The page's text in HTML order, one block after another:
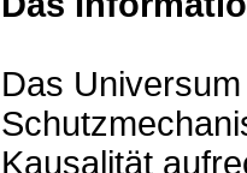
Das
Kausalität